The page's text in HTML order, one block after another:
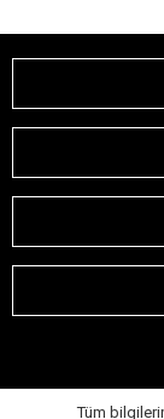
Tüm